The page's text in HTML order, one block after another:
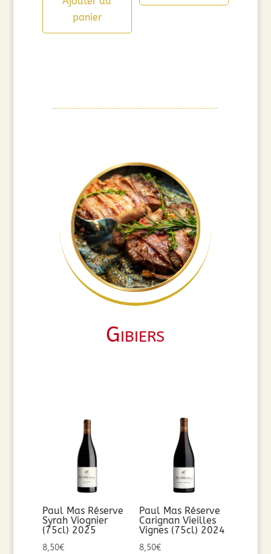
panier
Gibiers
Paul Mas Réserve
Syrah Viognier
(75cl) 2025
8,50€
Paul Mas Réserve
Carignan Vieilles
Vignes (75cl) 2024
8,50€